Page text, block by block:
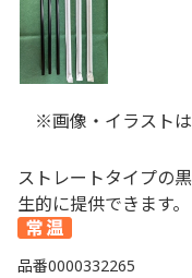
※画像・イラストは
ストレートタイプの
生的に提供できます。
品番0000332265